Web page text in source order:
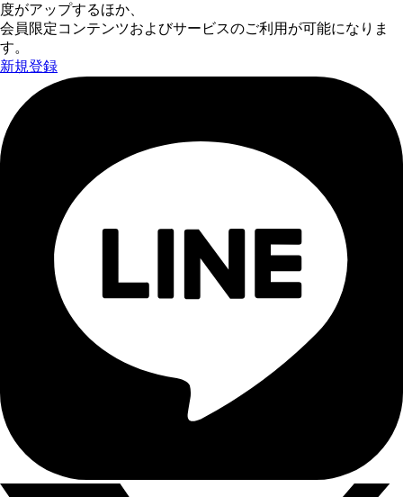
度がアップするほか、
会員限定コンテンツおよびサービスのご利用が可能になりま
す。
新規登録